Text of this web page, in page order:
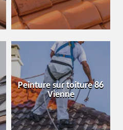
Peinture sur toiture 86
Vienne